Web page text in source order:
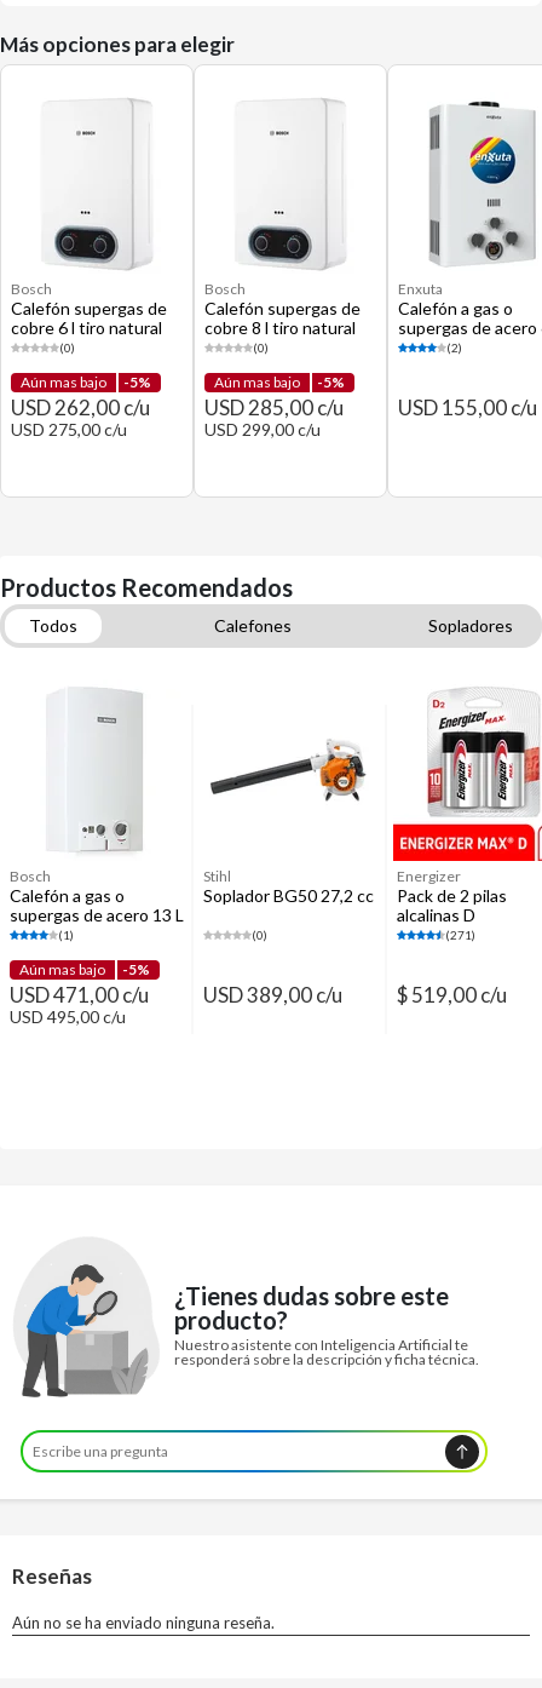
Más opciones para elegir
Bosch
Calefón supergas de
cobre 6 l tiro natural
bosch6(0)
Aún mas bajo -5%
USD 262,00 c/u
USD 275,00 c/u
Bosch
Calefón supergas de
cobre 8 l tiro natural
bosch8(0)
Aún mas bajo -5%
USD 285,00 c/u
USD 299,00 c/u
Enxuta
Calefón a gas o
supergas de acero
tiro natural tenx6g
(2)
USD 155,00 c/u
Productos Recomendados
Todos Calefones
Sopladores
Extractores de Aire y Accesorios
Cañerías de cobre y fittings para gas
Repuestos y accesorios de grifería
Válvulas de agua y gas
Bosch
Calefón a gas o
supergas de acero 13 L
tiro natural
(1)
Aún mas bajo -5%
USD 471,00 c/u
USD 495,00 c/u
Stihl
Soplador BG50 27,2 cc
(0)
USD 389,00 c/u
Energizer
Pack de 2 pilas
alcalinas D
(271)
$ 519,00 c/u
¿Tienes dudas sobre este
producto?
Nuestro asistente con Inteligencia Artificial te
responderá sobre la descripción y ficha técnica.